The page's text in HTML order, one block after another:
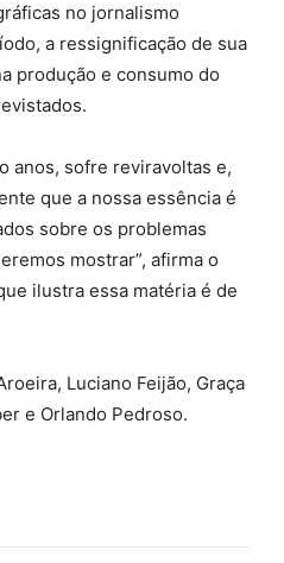
no jornalismo
a ressignificação de sua
produção e consumo do
anos, sofre reviravoltas e,
que a nossa essência é
sobre os problemas
mostrar”, afirma o
ilustra essa matéria é de
Luciano Feijão, Graça
e Orlando Pedroso.